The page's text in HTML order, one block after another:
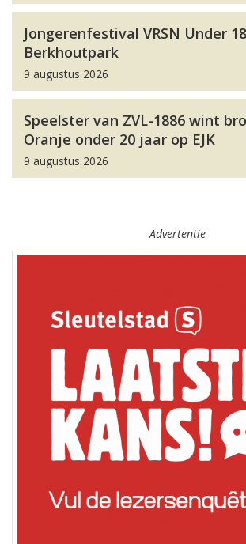
Jongerenfestival VRSN Under
Berkhoutpark
9 augustus 2026
Speelster van ZVL-1886 wint
Oranje onder 20 jaar op EJK
9 augustus 2026
Advertentie